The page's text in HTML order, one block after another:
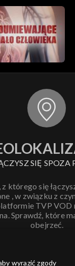
SIĘ SPOZA
z którego się
, w związku z
TVP VOD
Sprawdź, które
obejrzeć.
wyrazić zgody